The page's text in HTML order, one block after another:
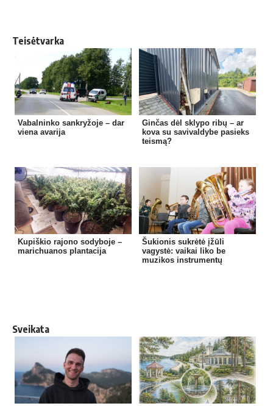
Teisėtvarka
Vabalninko sankryžoje – dar
viena avarija
Ginčas dėl sklypo ribų – ar
kova su savivaldybe pasieks
teismą?
Kupiškio rajono sodyboje –
marichuanos plantacija
Šukionis sukrėtė įžūli
vagystė: vaikai liko be
muzikos instrumentų
Sveikata